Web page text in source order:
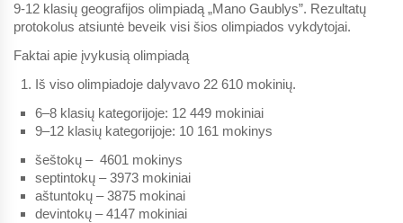
9-12 klasių geografijos olimpiadą „Mano Gaublys”. Rezultatų
protokolus atsiuntė beveik visi šios olimpiados vykdytojai.
Faktai apie įvykusią olimpiadą
Iš viso olimpiadoje dalyvavo 22 610 mokinių.
6–8 klasių kategorijoje: 12 449 mokiniai
9–12 klasių kategorijoje: 10 161 mokinys
šeštokų – 4601 mokinys
septintokų – 3973 mokiniai
aštuntokų – 3875 mokinai
devintokų – 4147 mokiniai